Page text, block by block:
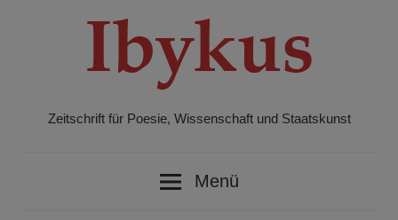
Zeitschrift für Poesie, Wissenschaft und Staatskunst
Menü